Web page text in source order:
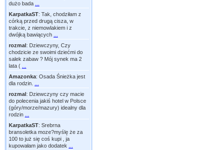
dużo bada
KarpatkaST: Tak, chodziłam z
córką przed drugą cisza, w
trakcie, z niemowlakiem i z
dwójką bawiących
rozmal: Dziewczyny, Czy
chodzicie ze swoimi dziećmi do
salek zabaw ? Mój synek ma 2
lata (
Amazonka: Osada Śnieżka jest
dla rodzin.
rozmal: Dziewczyny czy macie
do polecenia jakiś hotel w Polsce
(góry/morze/mazury) idealny dla
rodzin
KarpatkaST: Srebrna
bransoletka moze?myślę że za
100 to już się coś kupi , ja
kupowałam jako dodatek